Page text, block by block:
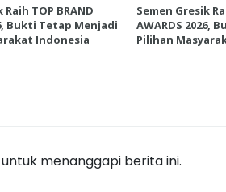
TOP BRAND
Bukti Tetap Menjadi
Indonesia
Semen Gresik
AWARDS 2026,
Pilihan
menanggapi berita ini.